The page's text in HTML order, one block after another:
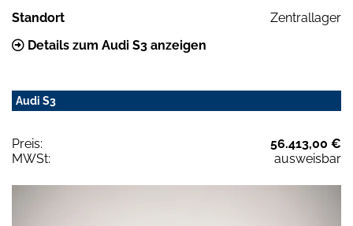
Standort
Zentrallager
Details zum Audi S3 anzeigen
Audi S3
Preis:
56.413,00 €
MWSt:
ausweisbar